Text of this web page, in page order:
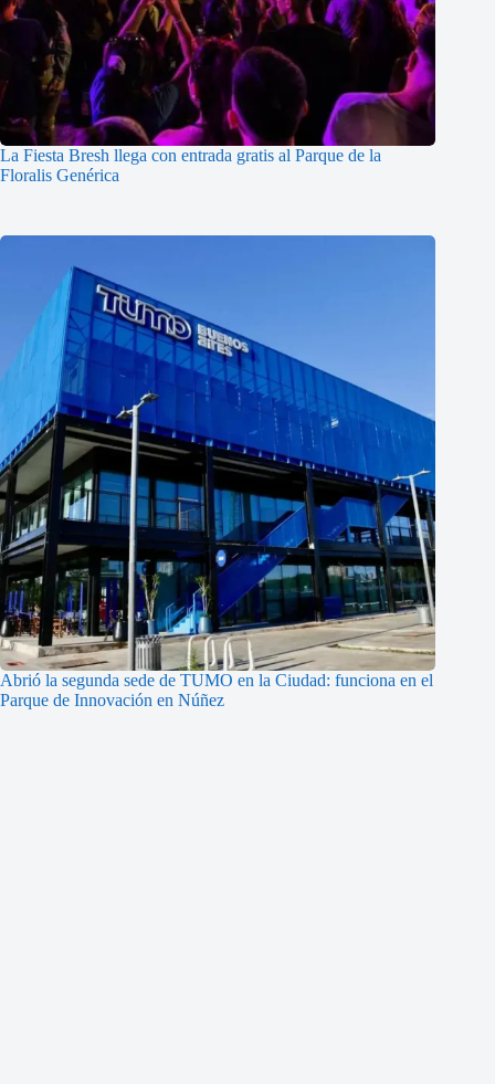
La Fiesta Bresh llega con entrada gratis al Parque de la
Floralis Genérica
Abrió la segunda sede de TUMO en la Ciudad: funciona en el
Parque de Innovación en Núñez